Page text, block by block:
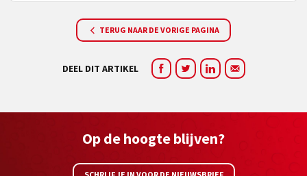
TERUG NAAR DE VORIGE PAGINA
DEEL DIT ARTIKEL
Op de hoogte blijven?